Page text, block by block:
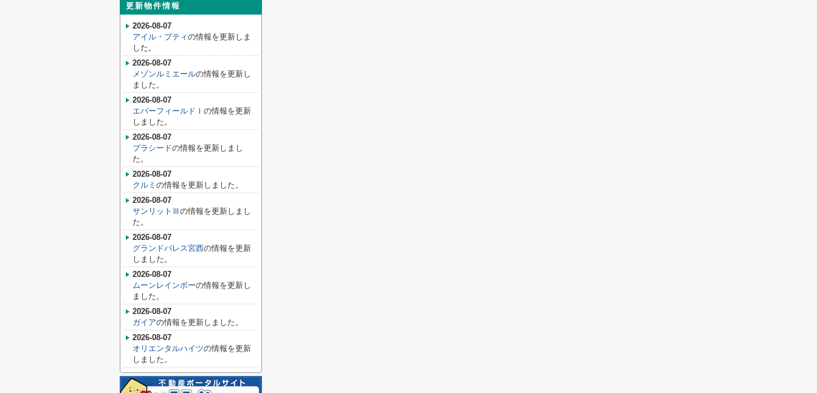
更新物件情報
2026-08-07
アイル・プティの情報を更新しま
した。
2026-08-07
メゾンルミエールの情報を更新し
ました。
2026-08-07
エバーフィールドⅠ の情報を更新
しました。
2026-08-07
プラシードの情報を更新しまし
た。
2026-08-07
クルミ の情報を更新しました。
2026-08-07
サンリットⅢ の情報を更新しまし
た。
2026-08-07
グランドパレス宮西の情報を更新
しました。
2026-08-07
ムーンレインボーの情報を更新し
ました。
2026-08-07
ガイアの情報を更新しました。
2026-08-07
オリエンタルハイツの情報を更新
しました。